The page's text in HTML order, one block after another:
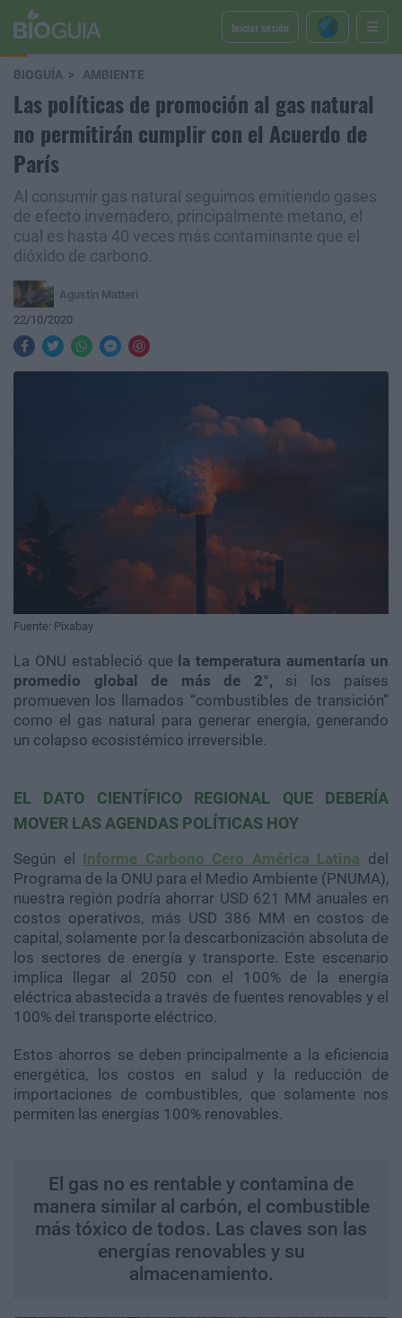
Iniciar sesión
BIOGUÍA AMBIENTE
Las políticas de promoción al gas natural
no permitirán cumplir con el Acuerdo de
París
Al consumir gas natural seguimos emitiendo gases
de efecto invernadero, principalmente metano, el
cual es hasta 40 veces más contaminante que el
dióxido de carbono.
Agustín Matteri
22/10/2020
Fuente: Pixabay
La ONU estableció que la temperatura aumentaría un
promedio global de más de 2°, si los países
promueven los llamados “combustibles de transición”
como el gas natural para generar energía, generando
un colapso ecosistémico irreversible.
EL DATO CIENTÍFICO REGIONAL QUE DEBERÍA
MOVER LAS AGENDAS POLÍTICAS HOY
Según el Informe Carbono Cero América Latina del
Programa de la ONU para el Medio Ambiente (PNUMA),
nuestra región podría ahorrar USD 621 MM anuales en
costos operativos, más USD 386 MM en costos de
capital, solamente por la descarbonización absoluta de
los sectores de energía y transporte. Este escenario
implica llegar al 2050 con el 100% de la energía
eléctrica abastecida a través de fuentes renovables y el
100% del transporte eléctrico.
Estos ahorros se deben principalmente a la eficiencia
energética, los costos en salud y la reducción de
importaciones de combustibles, que solamente nos
permiten las energías 100% renovables.
El gas no es rentable y contamina de
manera similar al carbón, el combustible
más tóxico de todos. Las claves son las
energías renovables y su
almacenamiento.